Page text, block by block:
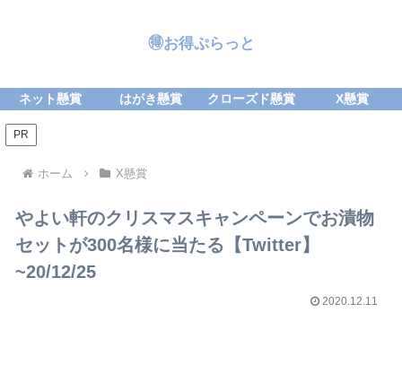
🉐お得ぷらっと
ネット懸賞 はがき懸賞 クローズド懸賞 X懸賞
PR
ホーム X懸賞
やよい軒のクリスマスキャンペーンでお漬物
セットが300名様に当たる【Twitter】
~20/12/25
2020.12.11